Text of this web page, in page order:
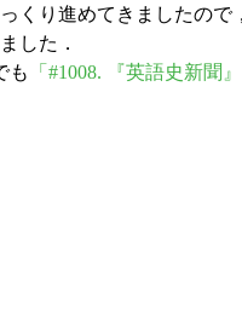
くり進めてきましたの
した．
も
「#1008. 『英語史新聞